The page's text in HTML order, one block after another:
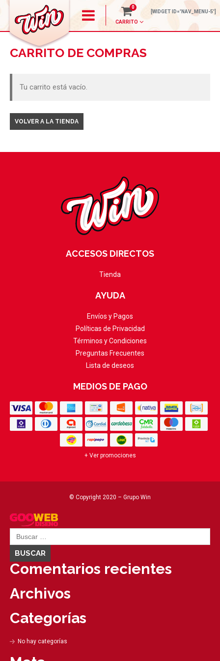
Comprar productos – Win
[WIDGET ID='NAV_MENU-5']
0
CARRITO
CARRITO DE COMPRAS
Tu carrito está vacío.
VOLVER A LA TIENDA
ACCESOS DIRECTOS
Tienda
AYUDA
Envíos y Pagos
Políticas de Privacidad
Términos y Condiciones
Preguntas Frecuentes
Lista de deseos
MEDIOS DE PAGO
+ Ver promociones
© Copyright 2020 – Grupo Win
BUSCAR:
Comentarios recientes
Archivos
Categorías
No hay categorías